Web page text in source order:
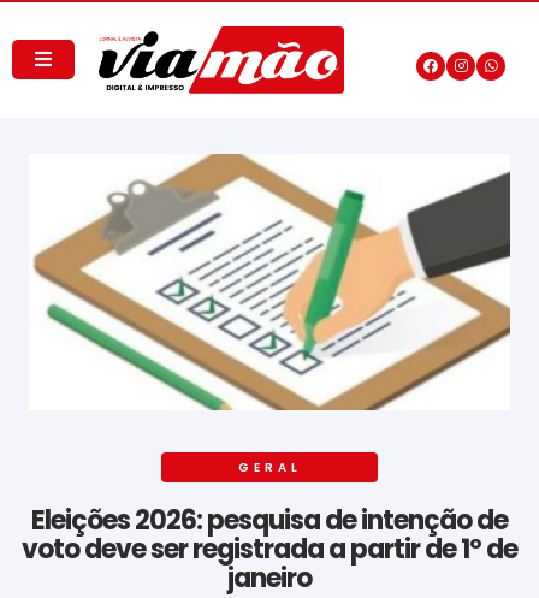
GERAL
Eleições 2026: pesquisa de intenção de
voto deve ser registrada a partir de 1º de
janeiro